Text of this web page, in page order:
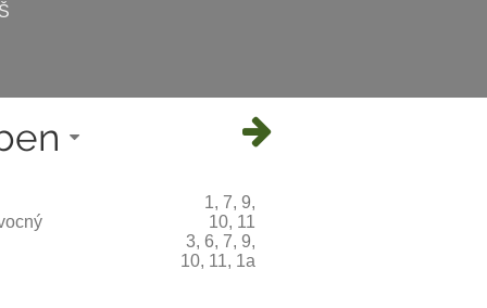
1, 7, 9,
10, 11
3, 6, 7, 9,
10, 11, 1a